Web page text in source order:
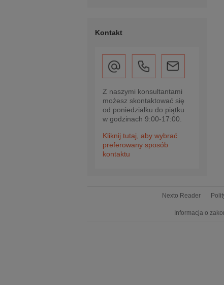
Kontakt
Z naszymi konsultantami
możesz skontaktować się
od poniedziałku do piątku
w godzinach 9:00-17:00.
Kliknij tutaj, aby wybrać
preferowany sposób
kontaktu
Nexto Reader
Informacja o